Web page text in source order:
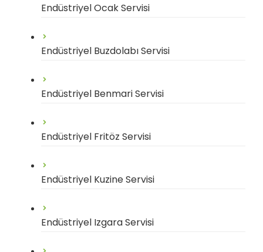
Endüstriyel Ocak Servisi
Endüstriyel Buzdolabı Servisi
Endüstriyel Benmari Servisi
Endüstriyel Fritöz Servisi
Endüstriyel Kuzine Servisi
Endüstriyel Izgara Servisi